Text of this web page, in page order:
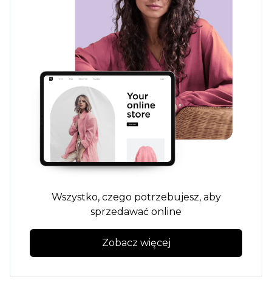
Wszystko, czego potrzebujesz, aby
sprzedawać online
Zobacz więcej